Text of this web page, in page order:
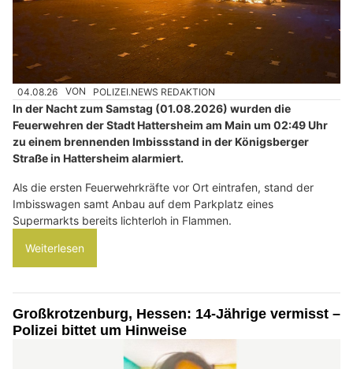
04.08.26 VON POLIZEI.NEWS REDAKTION
In der Nacht zum Samstag (01.08.2026) wurden die
Feuerwehren der Stadt Hattersheim am Main um 02:49 Uhr
zu einem brennenden Imbissstand in der Königsberger
Straße in Hattersheim alarmiert.
Als die ersten Feuerwehrkräfte vor Ort eintrafen, stand der
Imbisswagen samt Anbau auf dem Parkplatz eines
Supermarkts bereits lichterloh in Flammen.
Weiterlesen
Großkrotzenburg, Hessen: 14-Jährige vermisst –
Polizei bittet um Hinweise